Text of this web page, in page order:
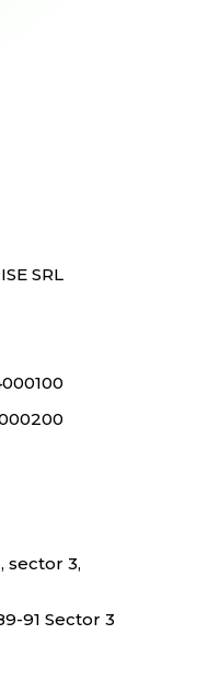
SRL
sector 3,
91 Sector 3